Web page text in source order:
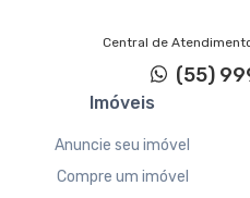
Central de
(55)
Imóveis
Anuncie seu imóvel
Compre um imóvel